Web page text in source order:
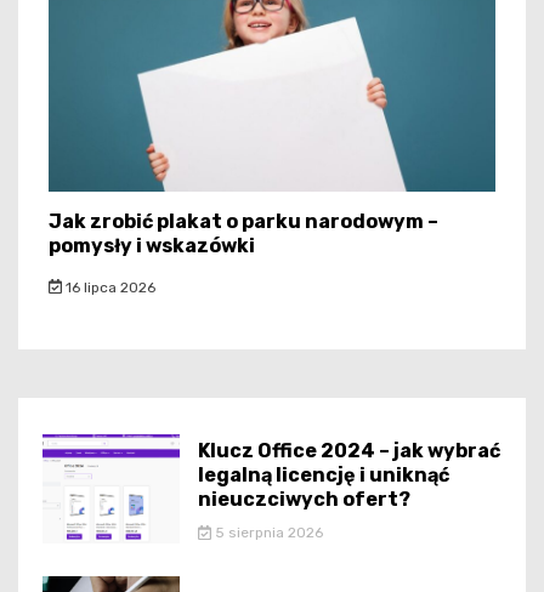
Jak zrobić plakat o parku narodowym –
pomysły i wskazówki
16 lipca 2026
Klucz Office 2024 – jak wybrać
legalną licencję i uniknąć
nieuczciwych ofert?
5 sierpnia 2026